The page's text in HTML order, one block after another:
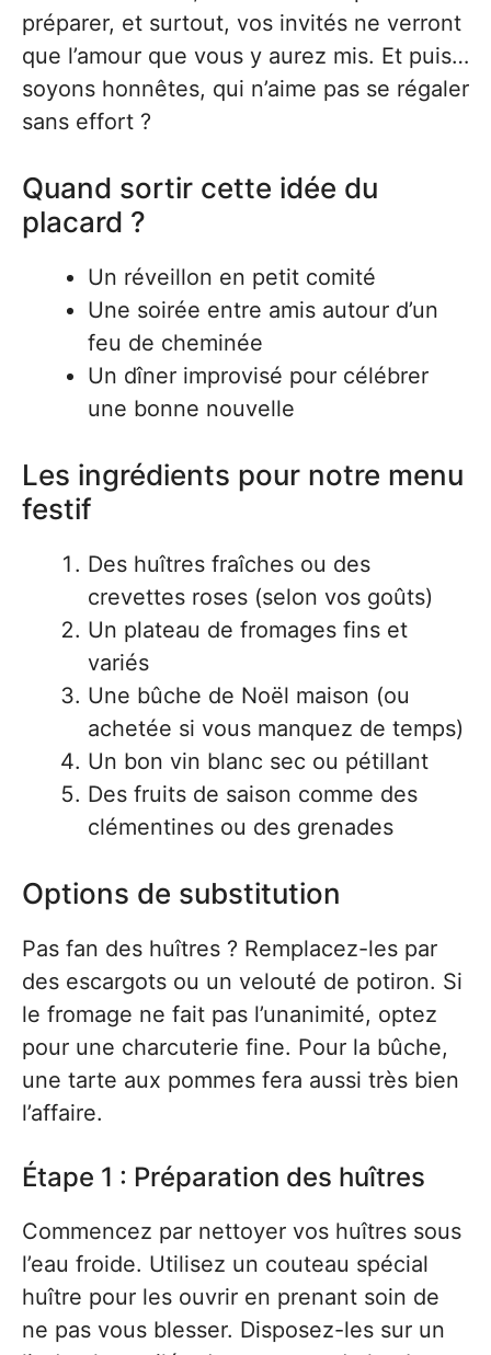
préparer, et surtout, vos invités ne verront
que l’amour que vous y aurez mis. Et puis…
soyons honnêtes, qui n’aime pas se régaler
sans effort ?
Quand sortir cette idée du
placard ?
Un réveillon en petit comité
Une soirée entre amis autour d’un
feu de cheminée
Un dîner improvisé pour célébrer
une bonne nouvelle
Les ingrédients pour notre menu
festif
Des huîtres fraîches ou des
crevettes roses (selon vos goûts)
Un plateau de fromages fins et
variés
Une bûche de Noël maison (ou
achetée si vous manquez de temps)
Un bon vin blanc sec ou pétillant
Des fruits de saison comme des
clémentines ou des grenades
Options de substitution
Pas fan des huîtres ? Remplacez-les par
des escargots ou un velouté de potiron. Si
le fromage ne fait pas l’unanimité, optez
pour une charcuterie fine. Pour la bûche,
une tarte aux pommes fera aussi très bien
l’affaire.
Étape 1 : Préparation des huîtres
Commencez par nettoyer vos huîtres sous
l’eau froide. Utilisez un couteau spécial
huître pour les ouvrir en prenant soin de
ne pas vous blesser. Disposez-les sur un